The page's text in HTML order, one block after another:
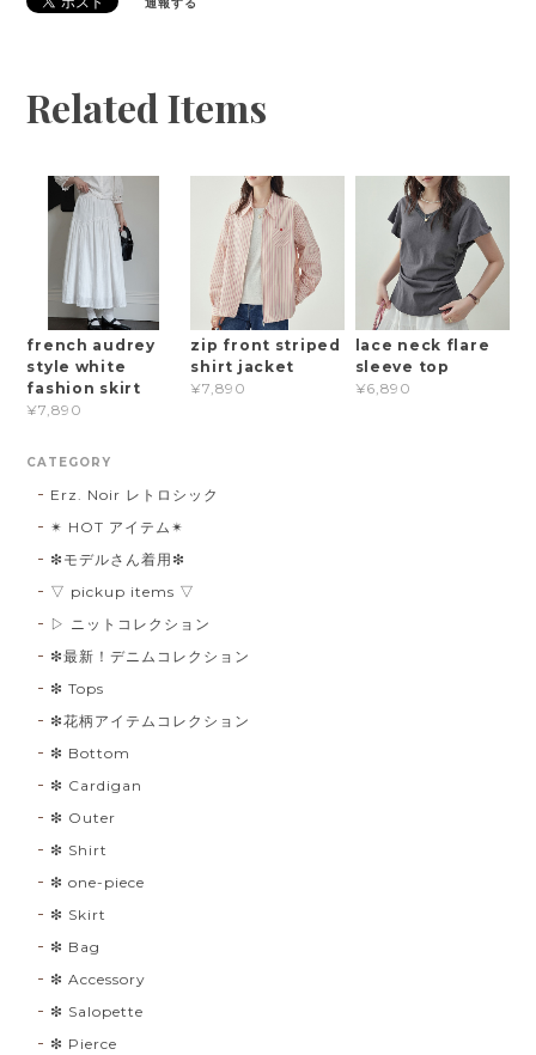
Related Items
french audrey
style white
fashion skirt
¥7,890
zip front striped
shirt jacket
¥7,890
lace neck flare
sleeve top
¥6,890
CATEGORY
Erz. Noir レトロシック
✴︎ HOT アイテム✴︎
❇︎モデルさん着用❇︎
▽ pickup items ▽
▷ ニットコレクション
❇︎最新！デニムコレクション
❇︎ Tops
❇︎花柄アイテムコレクション
❇︎ Bottom
❇︎ Cardigan
❇︎ Outer
❇︎ Shirt
❇︎ one-piece
❇︎ Skirt
❇︎ Bag
❇︎ Accessory
❇︎ Salopette
❇︎ Pierce